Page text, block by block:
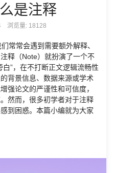
是注释
浏览量: 18128
常常会遇到需要额外解释、
释（Note）就扮演了一个不
”，在不打断正文逻辑流畅性
背景信息、数据来源或学术
强论文的严谨性和可信度，
然而，很多初学者对于注释
到困惑。本篇小编就为大家